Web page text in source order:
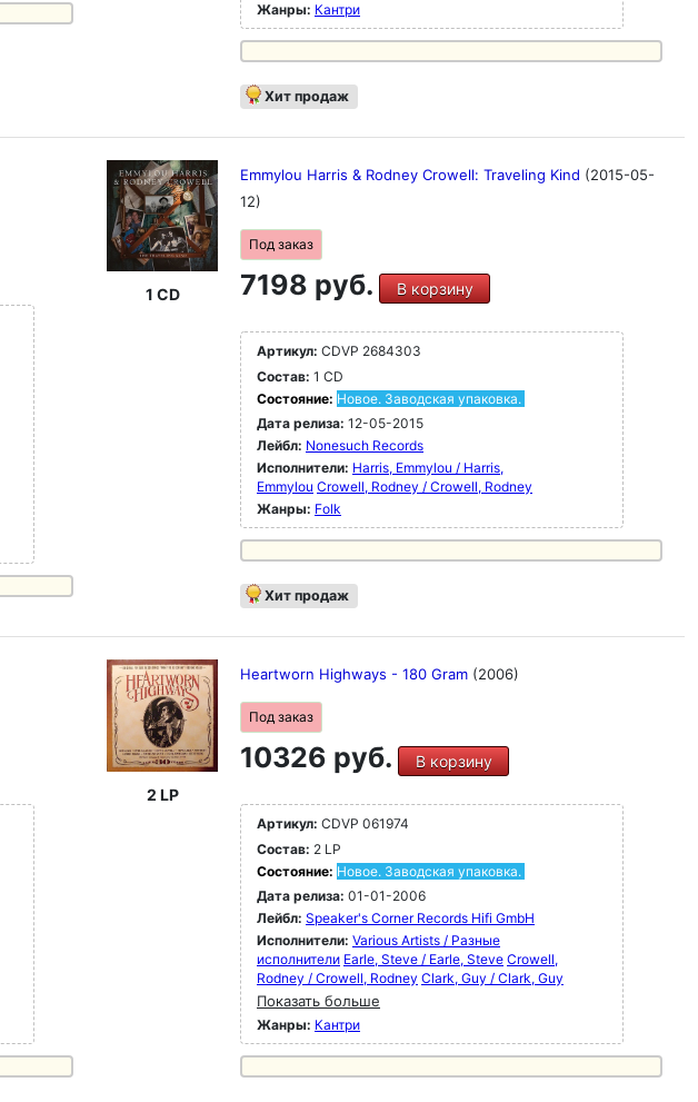
Жанры: Кантри
Хит продаж
1 CD
Emmylou Harris & Rodney Crowell: Traveling Kind (2015-05-
12)
Под заказ
7198 руб. В корзину
Артикул: CDVP 2684303
Состав: 1 CD
Состояние: Новое. Заводская упаковка.
Дата релиза: 12-05-2015
Лейбл: Nonesuch Records
Исполнители: Harris, Emmylou / Harris,
Emmylou Crowell, Rodney / Crowell, Rodney
Жанры: Folk
Хит продаж
2 LP
Heartworn Highways - 180 Gram (2006)
Под заказ
10326 руб. В корзину
Артикул: CDVP 061974
Состав: 2 LP
Состояние: Новое. Заводская упаковка.
Дата релиза: 01-01-2006
Лейбл: Speaker's Corner Records Hifi GmbH
Исполнители: Various Artists / Разные
исполнители Earle, Steve / Earle, Steve Crowell,
Rodney / Crowell, Rodney Clark, Guy / Clark, Guy
Показать больше
Жанры: Кантри